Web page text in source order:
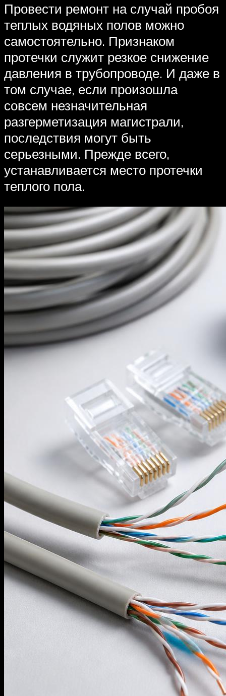
Провести ремонт на случай пробоя
теплых водяных полов можно
самостоятельно. Признаком
протечки служит резкое снижение
давления в трубопроводе. И даже в
том случае, если произошла
совсем незначительная
разгерметизация магистрали,
последствия могут быть
серьезными. Прежде всего,
устанавливается место протечки
теплого пола.